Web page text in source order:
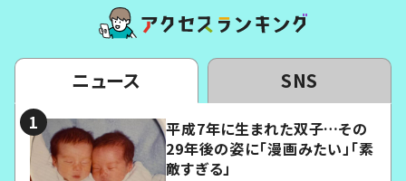
ニュース SNS
平成7年に生まれた双子…その
29年後の姿に「漫画みたい」「素
敵すぎる」